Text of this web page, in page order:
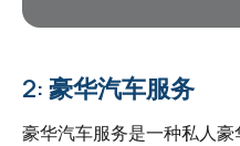
2: 豪华汽车服务
豪华汽车服务是一种私人